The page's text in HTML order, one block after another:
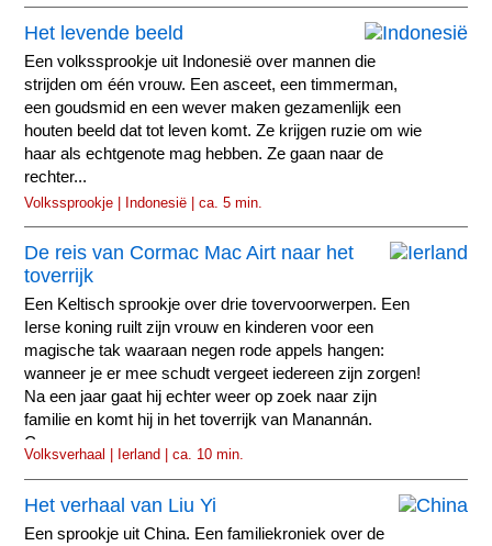
Het levende beeld
Een volkssprookje uit Indonesië over mannen die
strijden om één vrouw. Een asceet, een timmerman,
een goudsmid en een wever maken gezamenlijk een
houten beeld dat tot leven komt. Ze krijgen ruzie om wie
haar als echtgenote mag hebben. Ze gaan naar de
rechter...
Volkssprookje | Indonesië | ca. 5 min.
De reis van Cormac Mac Airt naar het
toverrijk
Een Keltisch sprookje over drie tovervoorwerpen. Een
Ierse koning ruilt zijn vrouw en kinderen voor een
magische tak waaraan negen rode appels hangen:
wanneer je er mee schudt vergeet iedereen zijn zorgen!
Na een jaar gaat hij echter weer op zoek naar zijn
familie en komt hij in het toverrijk van Manannán.
Cormac...
Volksverhaal | Ierland | ca. 10 min.
Het verhaal van Liu Yi
Een sprookje uit China. Een familiekroniek over de